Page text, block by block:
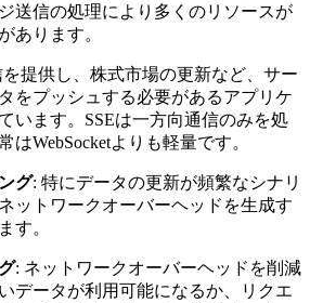
送信の処理により多くのリソースが
あります。
提供し、株式市場の更新など、サー
をプッシュする必要があるアプリケ
います。SSEは一方向通信のみを処
はWebSocketよりも軽量です。
グ: 特にデータの更新が頻繁なシナリ
ットワークオーバーヘッドを生成す
す。
: ネットワークオーバーヘッドを削減
データが利用可能になるか、リクエ